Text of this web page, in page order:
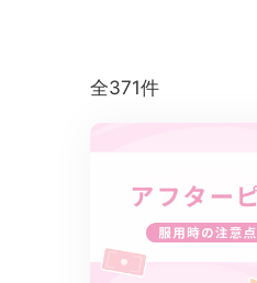
全371件